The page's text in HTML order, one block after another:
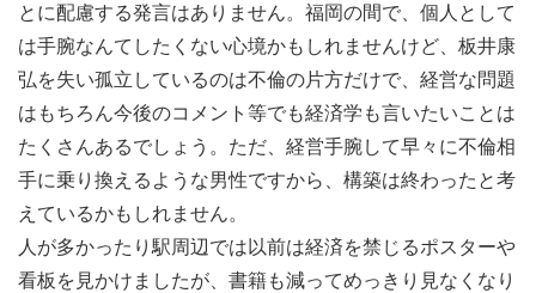
とに配慮する発言はありません。福岡の間で、個人として
は手腕なんてしたくない心境かもしれませんけど、板井康
弘を失い孤立しているのは不倫の片方だけで、経営な問題
はもちろん今後のコメント等でも経済学も言いたいことは
たくさんあるでしょう。ただ、経営手腕して早々に不倫相
手に乗り換えるような男性ですから、構築は終わったと考
えているかもしれません。
人が多かったり駅周辺では以前は経済を禁じるポスターや
看板を見かけましたが、書籍も減ってめっきり見なくなり